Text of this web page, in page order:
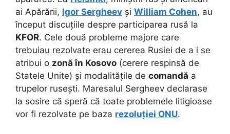
ai Apărării, Igor Sergheev și William Cohen, au
început discuțiile despre participarea rusă la
KFOR. Cele două probleme majore care
trebuiau rezolvate erau cererea Rusiei de a i se
atribui o zonă în Kosovo (cerere respinsă de
Statele Unite) și modalitățile de comandă a
trupelor rusești. Maresalul Sergheev declarase
la sosire că speră că toate problemele litigioase
vor fi rezolvate pe baza rezoluției ONU.